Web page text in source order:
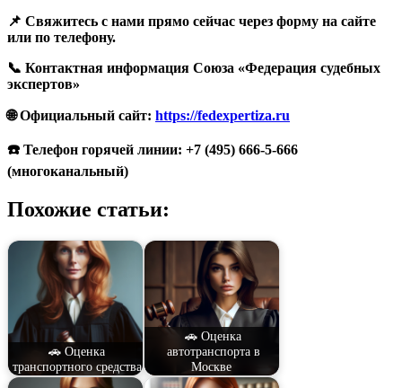
📌 Свяжитесь с нами прямо сейчас через форму на сайте
или по телефону.
📞 Контактная информация Союза «Федерация судебных
экспертов»
🌐 Официальный сайт: https://fedexpertiza.ru
☎️ Телефон горячей линии: +7 (495) 666-5-666
(многоканальный)
Похожие статьи:
🚗 Оценка
транспортного средства
🚗 Оценка
автотранспорта в
Москве